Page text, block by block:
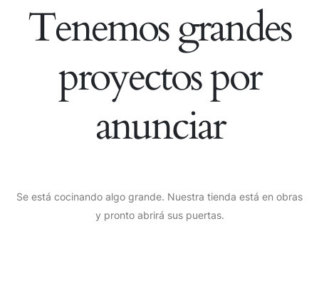
Tenemos grandes
proyectos por
anunciar
Se está cocinando algo grande. Nuestra tienda está en obras
y pronto abrirá sus puertas.